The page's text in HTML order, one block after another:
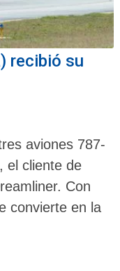
recibió su
aviones 787-
el cliente de
Con
convierte en la